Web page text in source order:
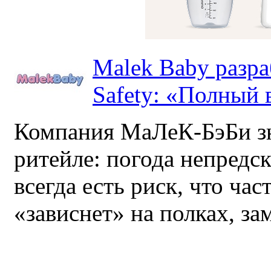
Malek Baby
Safety: «Полный
Компания МаЛеК-БэБи
ритейле: погода
всегда есть риск, что
«зависнет» на полках,